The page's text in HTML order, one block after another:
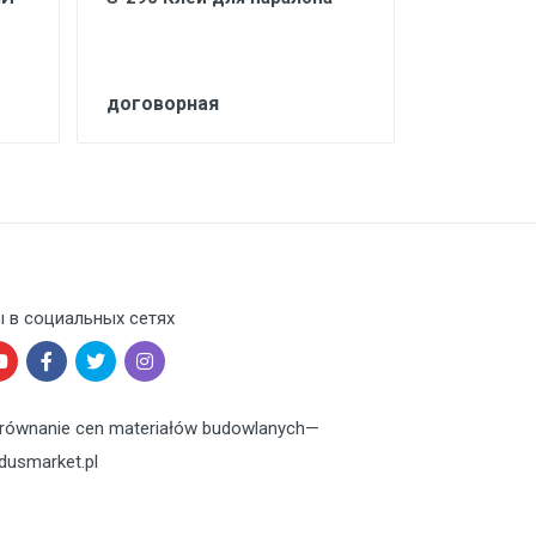
договорная
социальных сетях
cen materiałów budowlanych—